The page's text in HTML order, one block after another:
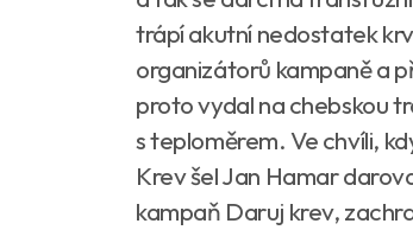
trápí akutní nedostatek
organizátorů kampaně a
proto vydal na chebskou
s teploměrem. Ve chvíli,
Krev šel Jan Hamar
kampaň Daruj krev,